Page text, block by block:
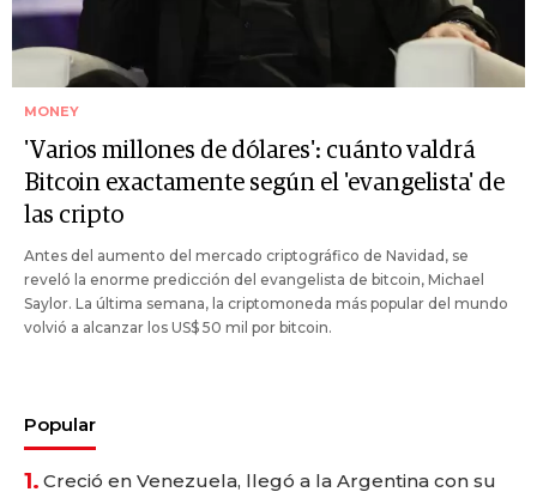
MONEY
'Varios millones de dólares': cuánto valdrá
Bitcoin exactamente según el 'evangelista' de
las cripto
Antes del aumento del mercado criptográfico de Navidad, se
reveló la enorme predicción del evangelista de bitcoin, Michael
Saylor. La última semana, la criptomoneda más popular del mundo
volvió a alcanzar los US$ 50 mil por bitcoin.
Popular
1. Creció en Venezuela, llegó a la Argentina con su